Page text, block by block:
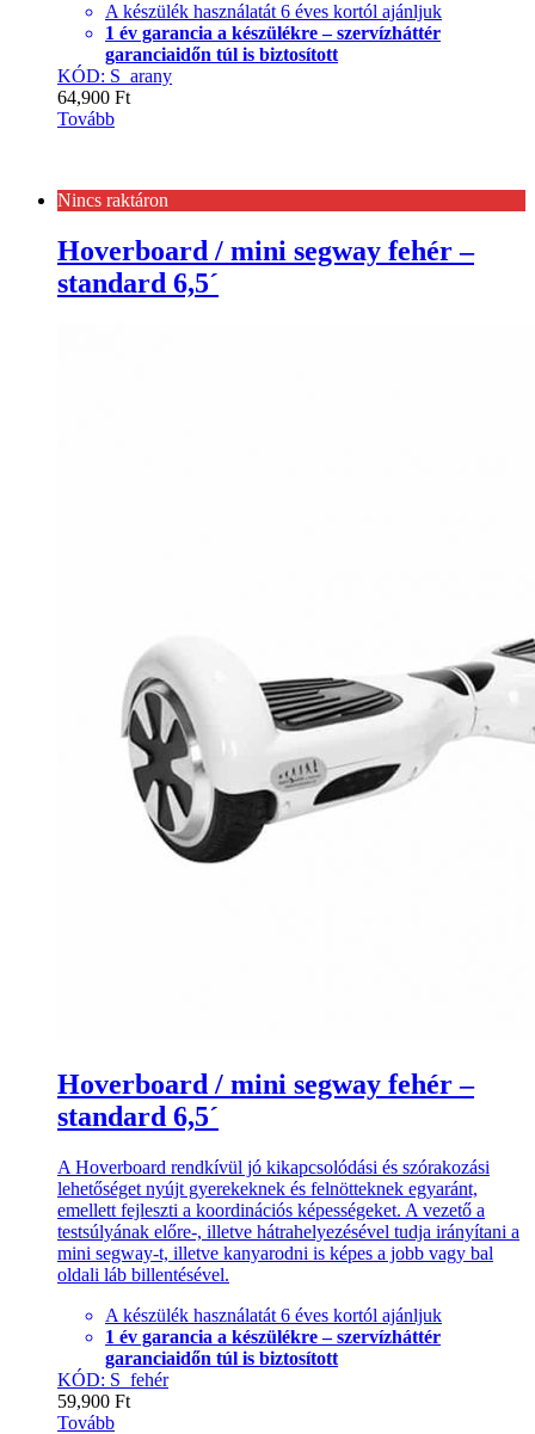
A készülék használatát 6 éves kortól ajánljuk
1 év garancia a készülékre – szervízháttér
garanciaidőn túl is biztosított
KÓD: S_arany
64,900 Ft
Tovább
Nincs raktáron
Hoverboard / mini segway fehér –
standard 6,5´
Hoverboard / mini segway fehér –
standard 6,5´
A Hoverboard rendkívül jó kikapcsolódási és szórakozási
lehetőséget nyújt gyerekeknek és felnötteknek egyaránt,
emellett fejleszti a koordinációs képességeket. A vezető a
testsúlyának előre-, illetve hátrahelyezésével tudja irányítani a
mini segway-t, illetve kanyarodni is képes a jobb vagy bal
oldali láb billentésével.
A készülék használatát 6 éves kortól ajánljuk
1 év garancia a készülékre – szervízháttér
garanciaidőn túl is biztosított
KÓD: S_fehér
59,900 Ft
Tovább